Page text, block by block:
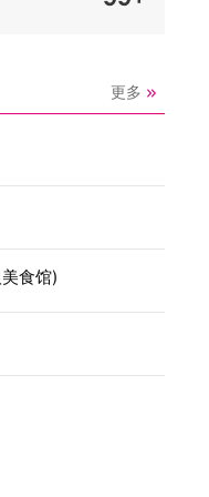
更多
食馆)